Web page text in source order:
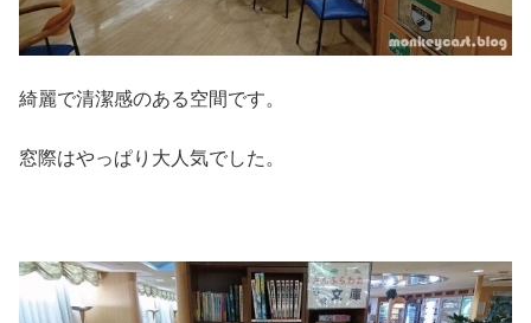
綺麗で清潔感のある空間です。
窓際はやっぱり大人気でした。